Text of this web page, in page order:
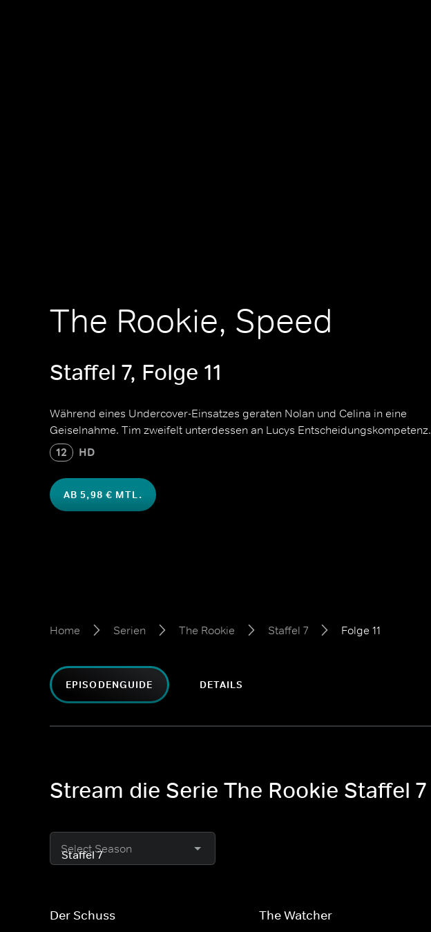
The Rookie, Speed
Staffel 7, Folge 11
Während eines Undercover-Einsatzes geraten Nolan und Celina in eine
Geiselnahme. Tim zweifelt unterdessen an Lucys Entscheidungskompetenz.
12 HD
AB 5,98 € MTL.
Home Serien The Rookie Staffel 7 Folge 11
EPISODENGUIDE DETAILS
Stream die Serie The Rookie Staffel 7
Select Season
Der Schuss The Watcher